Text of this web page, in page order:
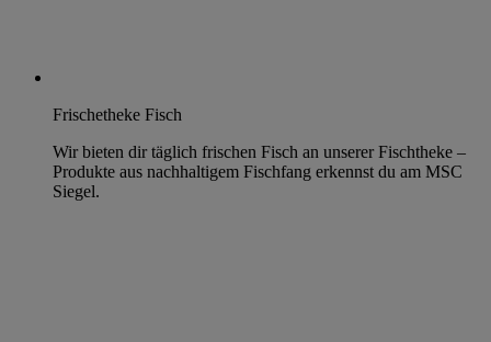
Frischetheke Fisch
Wir bieten dir täglich frischen Fisch an unserer Fischtheke –
Produkte aus nachhaltigem Fischfang erkennst du am MSC
Siegel.